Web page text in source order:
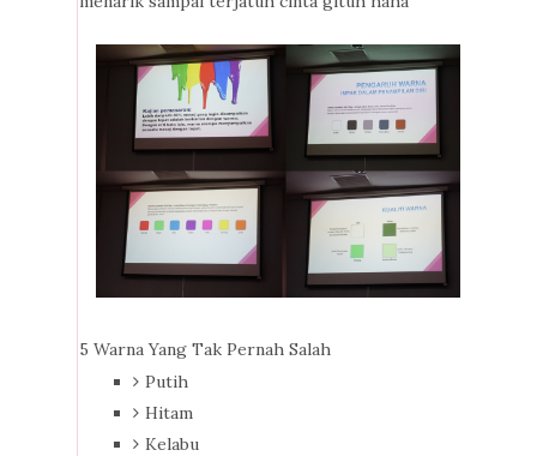
5 Warna Yang Tak Pernah Salah
Putih
Hitam
Kelabu